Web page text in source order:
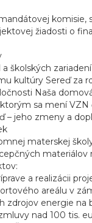
žiadosti o
školských
kultúry Sereď za
Naša
sa mení
– jeho zmeny a
materskej
materiálov
a realizácii
areálu v
zdrojov energie na
nad 100 tis.